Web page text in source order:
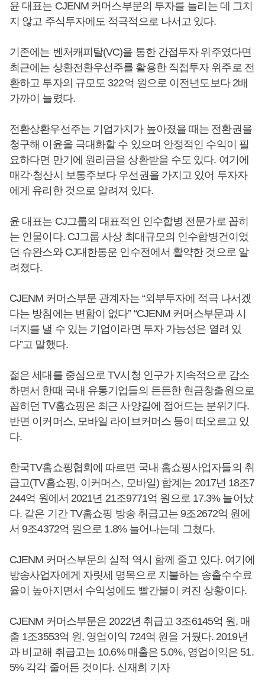
윤 대표는 CJENM 커머스부문의 투자를 늘리는 데 그치
지 않고 주식투자에도 적극적으로 나서고 있다.
기존에는 벤처캐피탈(VC)을 통한 간접투자 위주였다면
최근에는 상환전환우선주를 활용한 직접투자 위주로 전
환하고 투자의 규모도 322억 원으로 이전년도보다 2배
가까이 늘렸다.
전환상환우선주는 기업가치가 높아졌을 때는 전환권을
청구해 이윤을 극대화할 수 있으며 안정적인 수익이 필
요하다면 만기에 원리금을 상환받을 수도 있다. 여기에
매각·청산시 보통주보다 우선권을 가지고 있어 투자자
에게 유리한 것으로 알려져 있다.
윤 대표는 CJ그룹의 대표적인 인수합병 전문가로 꼽히
는 인물이다. CJ그룹 사상 최대규모의 인수합병건이었
던 슈완스와 CJ대한통운 인수전에서 활약한 것으로 알
려졌다.
CJENM 커머스부문 관계자는 “외부투자에 적극 나서겠
다는 방침에는 변함이 없다” “CJENM 커머스부문과 시
너지를 낼 수 있는 기업이라면 투자 가능성은 열려 있
다”고 말했다.
젊은 세대를 중심으로 TV시청 인구가 지속적으로 감소
하면서 한때 국내 유통기업들의 든든한 현금창출원으로
꼽히던 TV홈쇼핑은 최근 사양길에 접어드는 분위기다.
반면 이커머스, 모바일 라이브커머스 등이 떠오르고 있
다.
한국TV홈쇼핑협회에 따르면 국내 홈쇼핑사업자들의 취
급고(TV홈쇼핑, 이커머스, 모바일) 합계는 2017년 18조7
244억 원에서 2021년 21조9771억 원으로 17.3% 늘어났
다. 같은 기간 TV홈쇼핑 방송 취급고는 9조2672억 원에
서 9조4372억 원으로 1.8% 늘어나는데 그쳤다.
CJENM 커머스부문의 실적 역시 함께 줄고 있다. 여기에
방송사업자에게 자릿세 명목으로 지불하는 송출수수료
율이 높아지면서 수익성에도 빨간불이 켜진 상황이다.
CJENM 커머스부문은 2022년 취급고 3조6145억 원, 매
출 1조3553억 원, 영업이익 724억 원을 거뒀다. 2019년
과 비교해 취급고는 10.6% 매출은 5.0%, 영업이익은 51.
5% 각각 줄어든 것이다. 신재희 기자